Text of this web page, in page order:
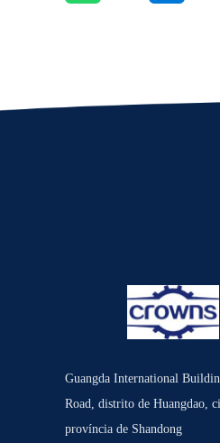
Guangda International
Road, distrito de Huangdao,
província de Shandong